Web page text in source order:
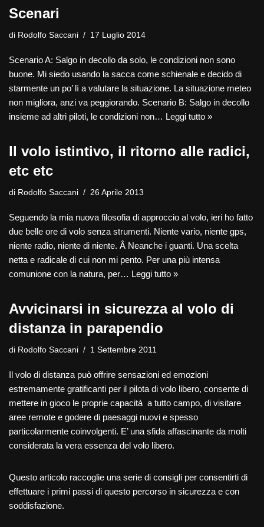
Scenari
di Rodolfo Saccani 17 Luglio 2014
Scenario A: Salgo in decollo da solo, le condizioni non sono
buone. Mi siedo usando la sacca come schienale e decido di
starmente un po’ lì a valutare la situazione. La situazione meteo
non migliora, anzi va peggiorando. Scenario B: Salgo in decollo
insieme ad altri piloti, le condizioni non… Leggi tutto »
Il volo istintivo, il ritorno alle radici,
etc etc
di Rodolfo Saccani 26 Aprile 2013
Seguendo la mia nuova filosofia di approccio al volo, ieri ho fatto
due belle ore di volo senza strumenti. Niente vario, niente gps,
niente radio, niente di niente. Â Neanche i guanti. Una scelta
netta e radicale di cui non mi pento. Per una più intensa
comunione con la natura, per… Leggi tutto »
Avvicinarsi in sicurezza al volo di
distanza in parapendio
di Rodolfo Saccani 1 Settembre 2011
Il volo di distanza può offrire sensazioni ed emozioni
estremamente gratificanti per il pilota di volo libero, consente di
mettere in gioco le proprie capacità a tutto campo, di visitare
aree remote e godere di paesaggi nuovi e spesso
particolarmente coinvolgenti. E’ una sfida affascinante da molti
considerata la vera essenza del volo libero.
Questo articolo raccoglie una serie di consigli per consentirti di
effettuare i primi passi di questo percorso in sicurezza e con
soddisfazione.